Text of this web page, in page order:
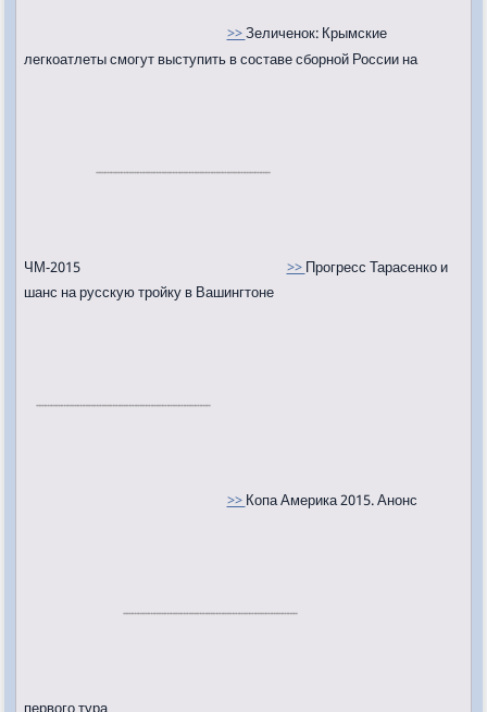
>>Зеличенок: Крымские
легкоатлеты смогут выступить в составе сборной России на
ЧМ-2015 >>Прогресс Тарасенко и
шанс на русскую тройку в Вашингтоне
>>Копа Америка 2015. Анонс